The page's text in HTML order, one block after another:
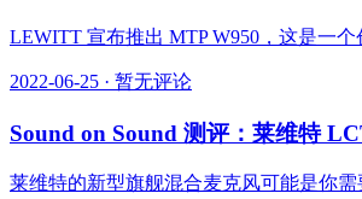
LEWITT 宣布推出 MTP W950，这是一
2022-06-25 · 暂无评论
Sound on Sound 测评：莱维特
莱维特的新型旗舰混合麦克风可能是你